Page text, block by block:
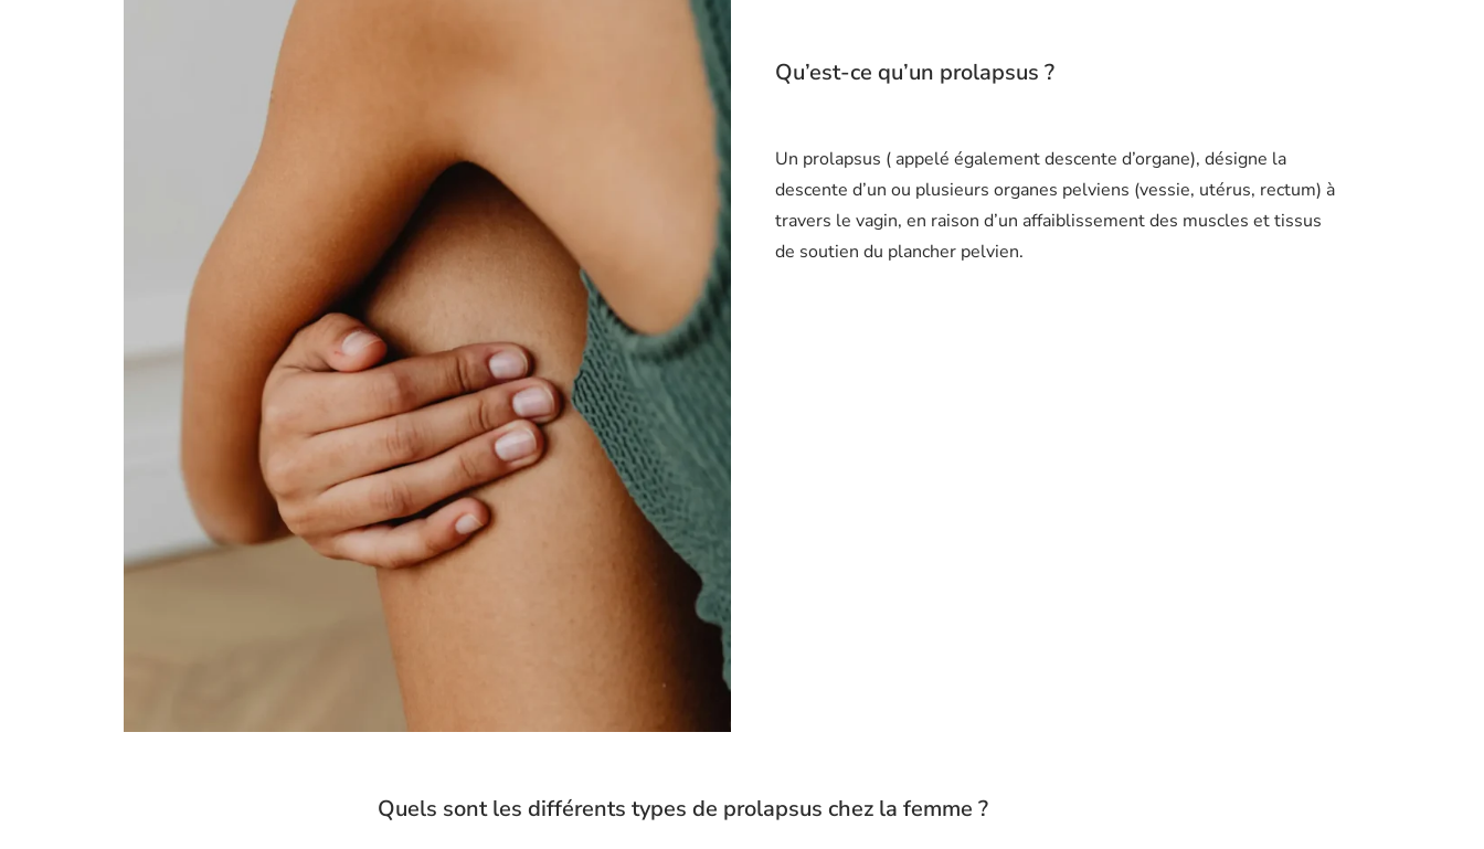
Qu’est-ce qu’un prolapsus ?
Un prolapsus ( appelé également descente d’organe), désigne la
descente d’un ou plusieurs organes pelviens (vessie, utérus, rectum) à
travers le vagin, en raison d’un affaiblissement des muscles et tissus
de soutien du plancher pelvien.
Quels sont les différents types de prolapsus chez la femme ?